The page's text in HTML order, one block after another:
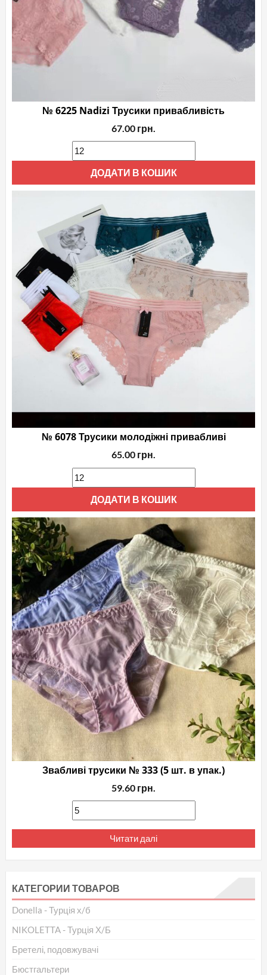
№ 6225 Nadizi Трусики привабливість
67.00 грн.
ДОДАТИ В КОШИК
№ 6078 Трусики молодіжні привабливі
65.00 грн.
ДОДАТИ В КОШИК
Звабливі трусики № 333 (5 шт. в упак.)
59.60 грн.
Читати далі
КАТЕГОРИИ ТОВАРОВ
Donella - Турція х/б
NIKOLETTA - Турція Х/Б
Бретелі, подовжувачі
Бюстгальтери